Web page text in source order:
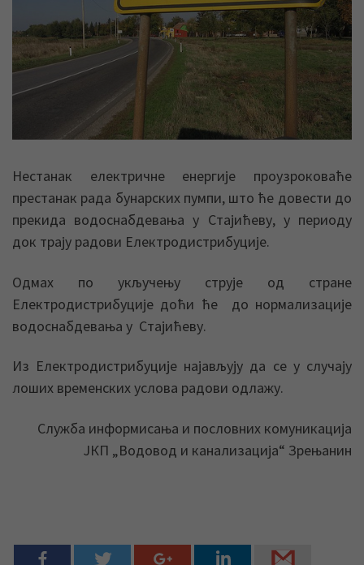
Нестанак електричне енергије проузроковаће
престанак рада бунарских пумпи, што ће довести до
прекида водоснабдевања у Стајићеву, у периоду
док трају радови Електродистрибуције.
Одмах по укључењу струје од стране
Електродистрибуције доћи ће до нормализације
водоснабдевања у Стајићеву.
Из Електродистрибуције најављују да се у случају
лоших временских услова радови одлажу.
Служба информисања и пословних комуникација
ЈКП „Водовод и канализација“ Зрењанин